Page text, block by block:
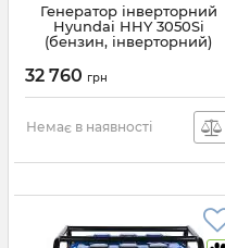
Генератор інверторний
Hyundai HHY 3050Si
(бензин, інверторний)
32 760 грн
Немає в наявності